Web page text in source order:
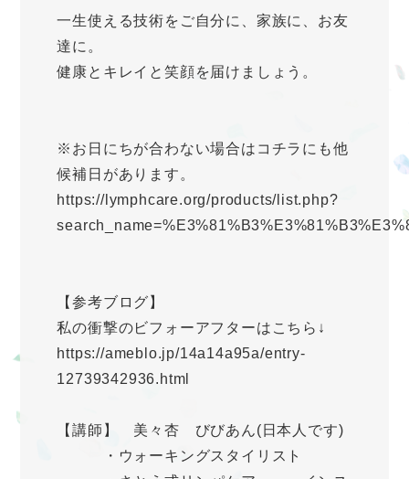
一生使える技術をご自分に、家族に、お友
達に。
健康とキレイと笑顔を届けましょう。
※お日にちが合わない場合はコチラにも他
候補日があります。
https://lymphcare.org/products/list.php?
【参考ブログ】
私の衝撃のビフォーアフターはこちら↓
https://ameblo.jp/14a14a95a/entry-
12739342936.html
【講師】 美々杏 びびあん(日本人です)
・ウォーキングスタイリスト